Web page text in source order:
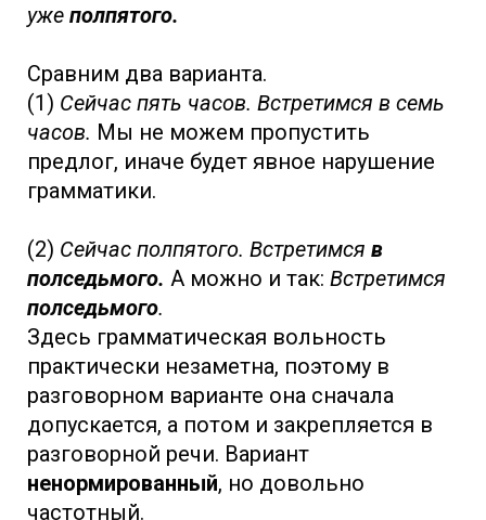
уже полпятого.
Сравним два варианта.
(1) Сейчас пять часов. Встретимся в семь
часов. Мы не можем пропустить
предлог, иначе будет явное нарушение
грамматики.
(2) Сейчас полпятого. Встретимся в
полседьмого. А можно и так: Встретимся
полседьмого.
Здесь грамматическая вольность
практически незаметна, поэтому в
разговорном варианте она сначала
допускается, а потом и закрепляется в
разговорной речи. Вариант
ненормированный, но довольно
частотный.